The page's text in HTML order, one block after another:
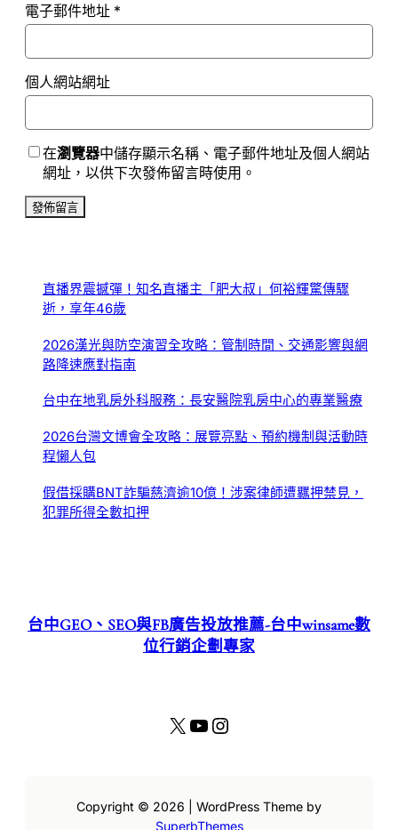
電子郵件地址 *
個人網站網址
在瀏覽器中儲存顯示名稱、電子郵件地址及個人網站
網址，以供下次發佈留言時使用。
直播界震撼彈！知名直播主「肥大叔」何裕輝驚傳驟
逝，享年46歲
2026漢光與防空演習全攻略：管制時間、交通影響與網
路降速應對指南
台中在地乳房外科服務：長安醫院乳房中心的專業醫療
2026台灣文博會全攻略：展覽亮點、預約機制與活動時
程懶人包
假借採購BNT詐騙慈濟逾10億！涉案律師遭羈押禁見，
犯罪所得全數扣押
台中GEO、SEO與FB廣告投放推薦-台中winsame數
位行銷企劃專家
X YouTube Instagram
Copyright © 2026 | WordPress Theme by
SuperbThemes